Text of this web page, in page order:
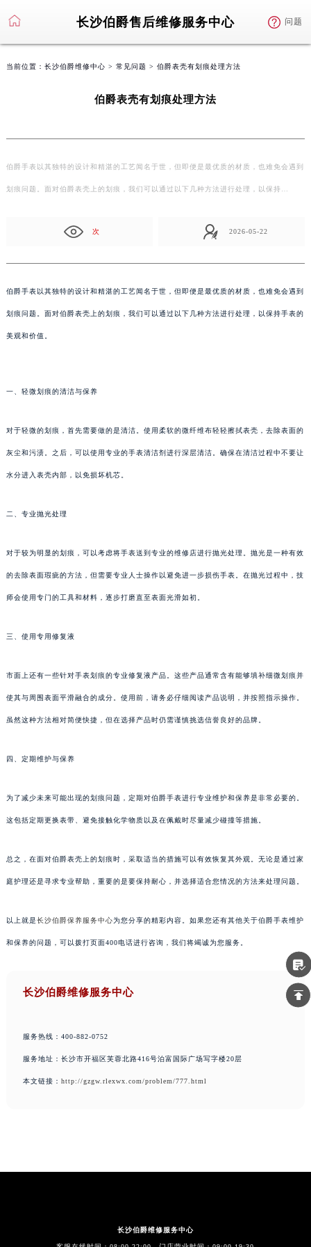
长沙伯爵售后维修服务中心 问题
当前位置： 长沙伯爵维修中心 > 常见问题 > 伯爵表壳有划痕处理方法
伯爵表壳有划痕处理方法
伯爵手表以其独特的设计和精湛的工艺闻名于世，但即便是最优质的材质，也难免会遇到
划痕问题。面对伯爵表壳上的划痕，我们可以通过以下几种方法进行处理，以保持…
次 2026-05-22
伯爵手表以其独特的设计和精湛的工艺闻名于世，但即便是最优质的材质，也难免会遇到
划痕问题。面对伯爵表壳上的划痕，我们可以通过以下几种方法进行处理，以保持手表的
美观和价值。
一、轻微划痕的清洁与保养
对于轻微的划痕，首先需要做的是清洁。使用柔软的微纤维布轻轻擦拭表壳，去除表面的
灰尘和污渍。之后，可以使用专业的手表清洁剂进行深层清洁。确保在清洁过程中不要让
水分进入表壳内部，以免损坏机芯。
二、专业抛光处理
对于较为明显的划痕，可以考虑将手表送到专业的维修店进行抛光处理。抛光是一种有效
的去除表面瑕疵的方法，但需要专业人士操作以避免进一步损伤手表。在抛光过程中，技
师会使用专门的工具和材料，逐步打磨直至表面光滑如初。
三、使用专用修复液
市面上还有一些针对手表划痕的专业修复液产品。这些产品通常含有能够填补细微划痕并
使其与周围表面平滑融合的成分。使用前，请务必仔细阅读产品说明，并按照指示操作。
虽然这种方法相对简便快捷，但在选择产品时仍需谨慎挑选信誉良好的品牌。
四、定期维护与保养
为了减少未来可能出现的划痕问题，定期对伯爵手表进行专业维护和保养是非常必要的。
这包括定期更换表带、避免接触化学物质以及在佩戴时尽量减少碰撞等措施。
总之，在面对伯爵表壳上的划痕时，采取适当的措施可以有效恢复其外观。无论是通过家
庭护理还是寻求专业帮助，重要的是要保持耐心，并选择适合您情况的方法来处理问题。
以上就是长沙伯爵保养服务中心为您分享的精彩内容。如果您还有其他关于伯爵手表维护
和保养的问题，可以拨打页面400电话进行咨询，我们将竭诚为您服务。
长沙伯爵维修服务中心
服务热线：400-882-0752
服务地址：长沙市开福区芙蓉北路416号泊富国际广场写字楼20层
本文链接： http://gzgw.rlexwx.com/problem/777.html
长沙伯爵维修服务中心